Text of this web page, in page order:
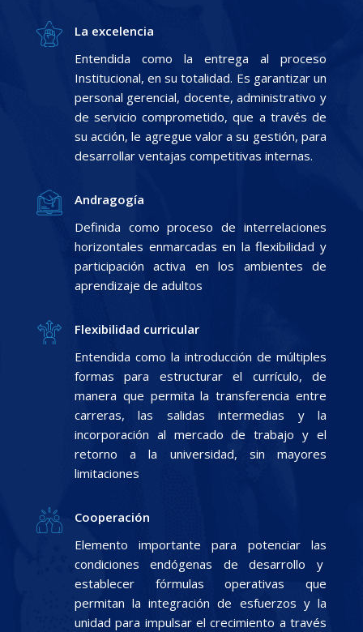
La excelencia
Entendida como la entrega al proceso
Institucional, en su totalidad. Es garantizar un
personal gerencial, docente, administrativo y
de servicio comprometido, que a través de
su acción, le agregue valor a su gestión, para
desarrollar ventajas competitivas internas.
Andragogía
Definida como proceso de interrelaciones
horizontales enmarcadas en la flexibilidad y
participación activa en los ambientes de
aprendizaje de adultos
Flexibilidad curricular
Entendida como la introducción de múltiples
formas para estructurar el currículo, de
manera que permita la transferencia entre
carreras, las salidas intermedias y la
incorporación al mercado de trabajo y el
retorno a la universidad, sin mayores
limitaciones
Cooperación
Elemento importante para potenciar las
condiciones endógenas de desarrollo y
establecer fórmulas operativas que
permitan la integración de esfuerzos y la
unidad para impulsar el crecimiento a través